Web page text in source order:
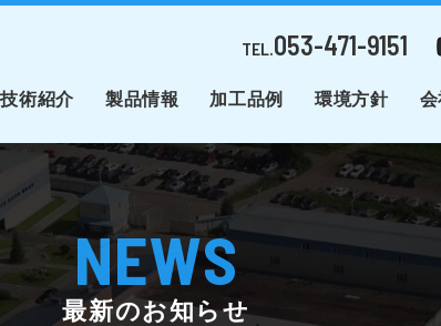
TEL.053-471-9151
技術紹介 製品情報 加工品例 環境方針
NEWS
最新のお知らせ